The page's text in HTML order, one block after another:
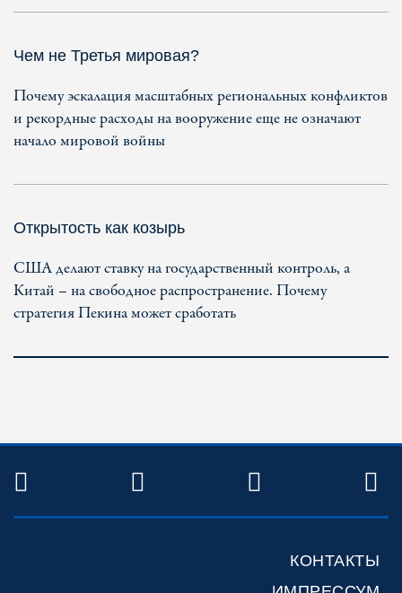
Чем не Третья мировая?
Почему эскалация масштабных региональных конфликтов
и рекордные расходы на вооружение еще не означают
начало мировой войны
Открытость как козырь
США делают ставку на государственный контроль, а
Китай – на свободное распространение. Почему
стратегия Пекина может сработать
TWITTER FACEBOOKYOUTUBE
КОНТАКТЫ